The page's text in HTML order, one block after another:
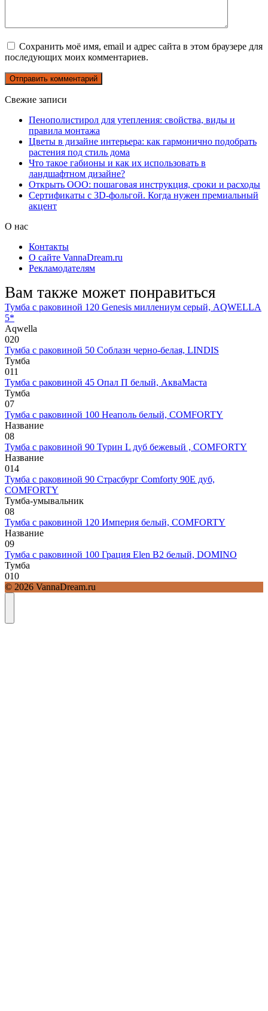
Сохранить моё имя, email и адрес сайта в этом браузере для
последующих моих комментариев.
Свежие записи
Пенополистирол для утепления: свойства, виды и
правила монтажа
Цветы в дизайне интерьера: как гармонично подобрать
растения под стиль дома
Что такое габионы и как их использовать в
ландшафтном дизайне?
Открыть ООО: пошаговая инструкция, сроки и расходы
Сертификаты с 3D-фольгой. Когда нужен премиальный
акцент
О нас
Контакты
О сайте VannaDream.ru
Рекламодателям
Вам также может понравиться
Тумба с раковиной 120 Genesis миллениум серый, AQWELLA
5*
Aqwella
020
Тумба с раковиной 50 Соблазн черно-белая, LINDIS
Тумба
011
Тумба с раковиной 45 Опал П белый, АкваМаста
Тумба
07
Тумба с раковиной 100 Неаполь белый, COMFORTY
Название
08
Тумба с раковиной 90 Турин L дуб бежевый , COMFORTY
Название
014
Тумба с раковиной 90 Страсбург Comforty 90E дуб,
COMFORTY
Тумба-умывальник
08
Тумба с раковиной 120 Империя белый, COMFORTY
Название
09
Тумба с раковиной 100 Грация Elen В2 белый, DOMINO
Тумба
010
© 2026 VannaDream.ru